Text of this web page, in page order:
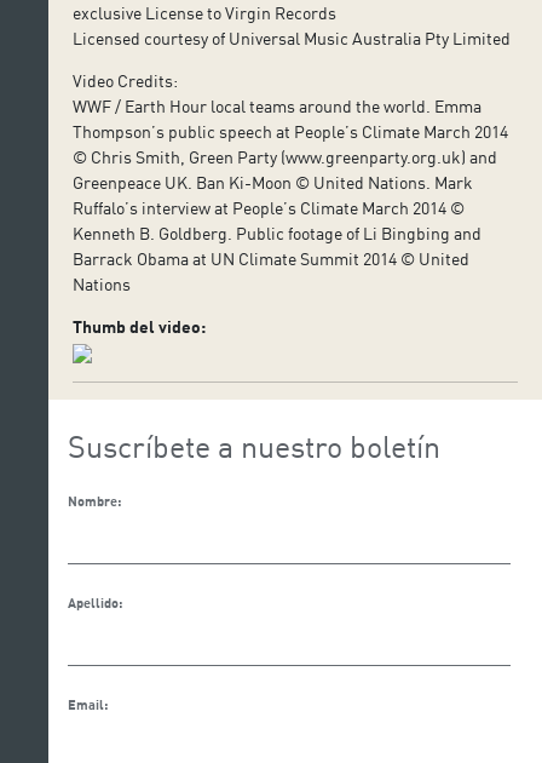
exclusive License to Virgin Records
Licensed courtesy of Universal Music Australia Pty Limited
Video Credits:
WWF / Earth Hour local teams around the world. Emma
Thompson’s public speech at People’s Climate March 2014
© Chris Smith, Green Party (www.greenparty.org.uk) and
Greenpeace UK. Ban Ki-Moon © United Nations. Mark
Ruffalo’s interview at People’s Climate March 2014 ©
Kenneth B. Goldberg. Public footage of Li Bingbing and
Barrack Obama at UN Climate Summit 2014 © United
Nations
Thumb del video:
Suscríbete a nuestro boletín
Nombre:
Apellido:
Email: